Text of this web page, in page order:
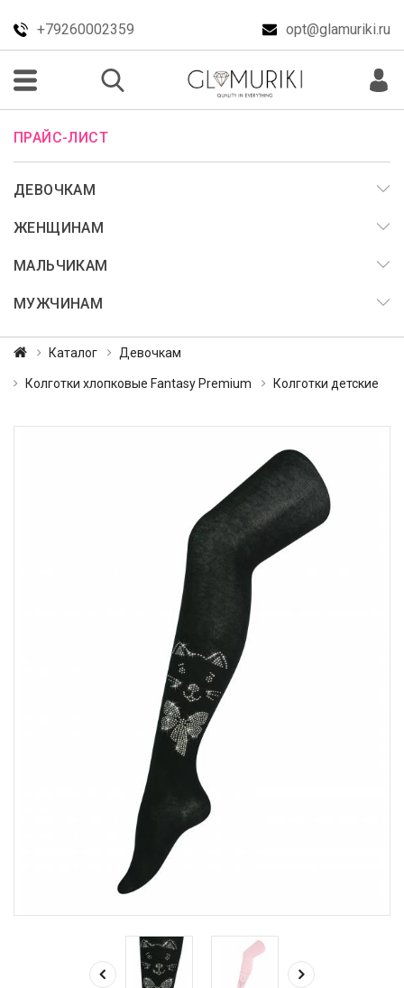
+79260002359 opt@glamuriki.ru
ДЕВОЧКАМ
ЖЕНЩИНАМ
МАЛЬЧИКАМ
МУЖЧИНАМ
ПРАЙС-ЛИСТ
Каталог Девочкам
Колготки хлопковые Fantasy Premium Колготки детские